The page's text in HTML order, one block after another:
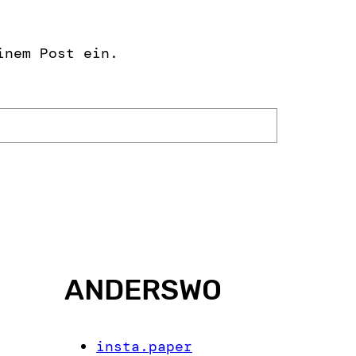
Post ein.
ANDERSWO
insta.paper